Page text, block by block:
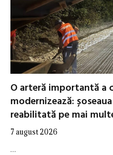
O arteră importantă a
modernizează:
reabilitată pe mai
7 august 2026
…